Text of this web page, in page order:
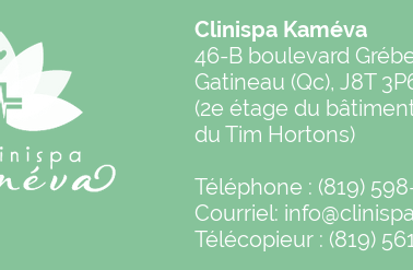
Clinispa Kaméva
46-B boulevard
Gatineau (Qc), J8T
(2e étage du
du Tim Hortons)
Téléphone : (819)
Courriel:
Télécopieur : (819)